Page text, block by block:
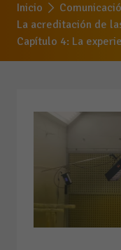
Inicio
La acreditación de
Capítulo 4: La